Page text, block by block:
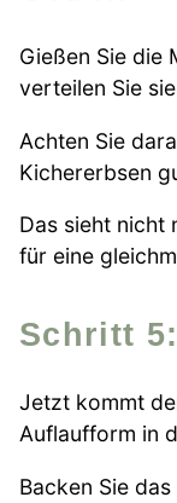
Gießen Sie die
verteilen Sie
Achten Sie
Kichererbsen
Das sieht nicht
für eine
Schritt
Jetzt kommt
Auflaufform in
Backen Sie